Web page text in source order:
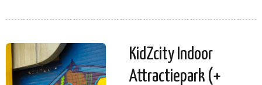
KidZcity Indoor
Attractiepark (+